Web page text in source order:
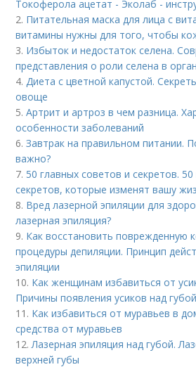
Токоферола ацетат - Эколаб -
2. Питательная маска для лица с
витамины нужны для того, чтобы
3. Избыток и недостаток селена.
представления о роли селена в
4. Диета с цветной капустой.
овоще
5.Артрит и артроз в чем разница.
особенности заболеваний
6.Завтрак на правильном питании.
важно?
7. 50 главных советов и секретов.
секретов, которые изменят вашу
8. Вред лазерной эпиляции для
лазерная эпиляция?
9. Как восстановить поврежденную
процедуры депиляции. Принцип
эпиляции
10. Как женщинам избавиться от
Причины появления усиков над губой
11. Как избавиться от муравьев в
средства от муравьев
12. Лазерная эпиляция над губой.
верхней губы